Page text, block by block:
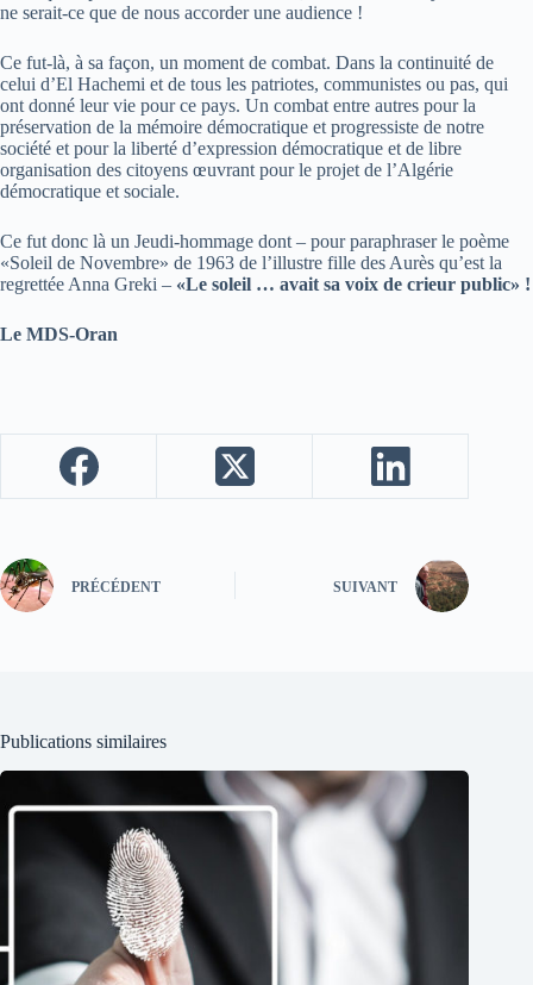
ne serait-ce que de nous accorder une audience !
Ce fut-là, à sa façon, un moment de combat. Dans la continuité de
celui d’El Hachemi et de tous les patriotes, communistes ou pas, qui
ont donné leur vie pour ce pays. Un combat entre autres pour la
préservation de la mémoire démocratique et progressiste de notre
société et pour la liberté d’expression démocratique et de libre
organisation des citoyens œuvrant pour le projet de l’Algérie
démocratique et sociale.
Ce fut donc là un Jeudi-hommage dont – pour paraphraser le poème
«Soleil de Novembre» de 1963 de l’illustre fille des Aurès qu’est la
regrettée Anna Greki – «Le soleil … avait sa voix de crieur public» !
Le MDS-Oran
PRÉCÉDENT SUIVANT
Publications similaires